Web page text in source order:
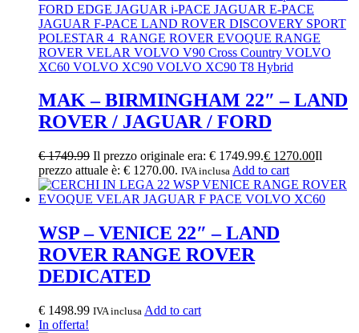
MAK – BIRMINGHAM 22″ – LAND
ROVER / JAGUAR / FORD
€1749.99 Il prezzo originale era: € 1749.99.€ 1270.00Il
prezzo attuale è: € 1270.00. IVA inclusa Add to cart
WSP – VENICE 22″ – LAND
ROVER RANGE ROVER
DEDICATED
€ 1498.99 IVA inclusa Add to cart
In offerta!